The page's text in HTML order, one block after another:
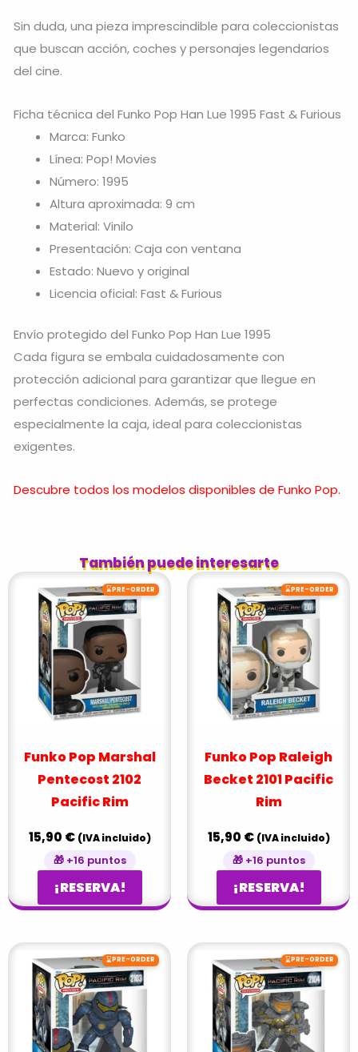
Sin duda, una pieza imprescindible para coleccionistas
que buscan acción, coches y personajes legendarios
del cine.
Ficha técnica del Funko Pop Han Lue 1995 Fast & Furious
Marca: Funko
Línea: Pop! Movies
Número: 1995
Altura aproximada: 9 cm
Material: Vinilo
Presentación: Caja con ventana
Estado: Nuevo y original
Licencia oficial: Fast & Furious
Envío protegido del Funko Pop Han Lue 1995
Cada figura se embala cuidadosamente con
protección adicional para garantizar que llegue en
perfectas condiciones. Además, se protege
especialmente la caja, ideal para coleccionistas
exigentes.
Descubre todos los modelos disponibles de Funko Pop.
También puede interesarte
⌛PRE-ORDER
Funko Pop Marshal
Pentecost 2102
Pacific Rim
15,90 € (IVA incluido)
🎁 +16 puntos
¡RESERVA!
⌛PRE-ORDER
Funko Pop Raleigh
Becket 2101 Pacific
Rim
15,90 € (IVA incluido)
🎁 +16 puntos
¡RESERVA!
⌛PRE-ORDER ⌛PRE-ORDER